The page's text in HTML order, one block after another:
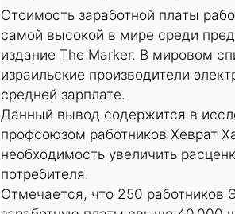
Стоимость заработной платы
самой высокой в мире среди
издание The Marker. В мировом
израильские производители
средней зарплате.
Данный вывод содержится в
профсоюзом работников Хеврат
необходимость увеличить
потребителя.
Отмечается, что 250 работников